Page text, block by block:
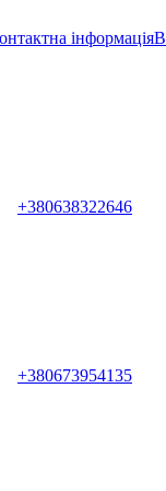
інформація
+380638322646
+380673954135